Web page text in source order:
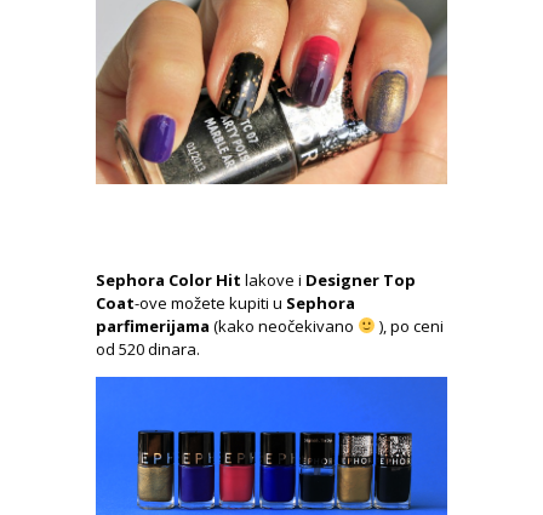
Sephora Color Hit lakove i Designer Top
Coat-ove možete kupiti u Sephora
parfimerijama (kako neočekivano
), po ceni
od 520 dinara.